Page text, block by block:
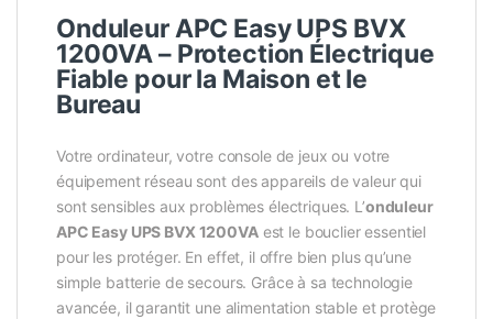
Onduleur APC Easy UPS BVX
1200VA – Protection Électrique
Fiable pour la Maison et le
Bureau
Votre ordinateur, votre console de jeux ou votre
équipement réseau sont des appareils de valeur qui
sont sensibles aux problèmes électriques. L’onduleur
APC Easy UPS BVX 1200VAest le bouclier essentiel
pour les protéger. En effet, il offre bien plus qu’une
simple batterie de secours. Grâce à sa technologie
avancée, il garantit une alimentation stable et protège